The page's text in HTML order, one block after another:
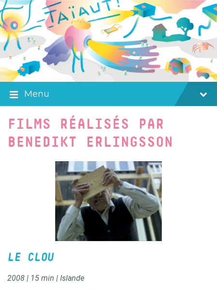
Skip
to
content
Skip
to
main
navigation
Skip
to
footer
Menu
FILMS RÉALISÉS PAR
BENEDIKT ERLINGSSON
LE CLOU
2008 | 15 min | Islande